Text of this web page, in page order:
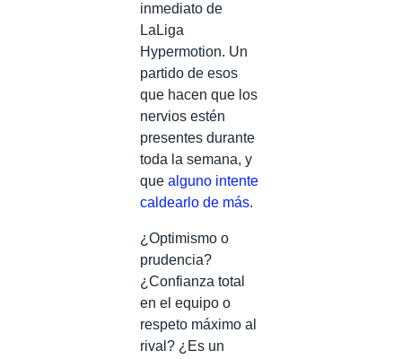
inmediato de
LaLiga
Hypermotion. Un
partido de esos
que hacen que los
nervios estén
presentes durante
toda la semana, y
que alguno intente
caldearlo de más.
¿Optimismo o
prudencia?
¿Confianza total
en el equipo o
respeto máximo al
rival? ¿Es un